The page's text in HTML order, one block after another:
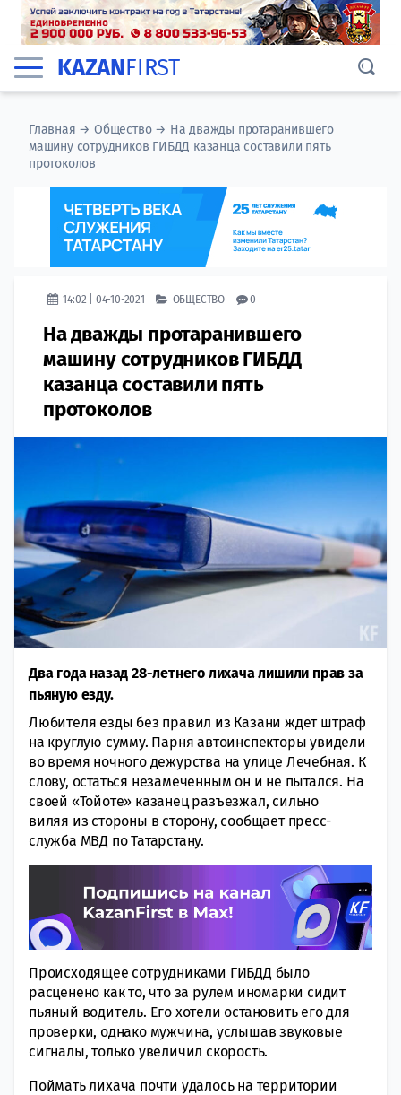
KAZANFIRST
Главная →Общество→ На дважды протаранившего
машину сотрудников ГИБДД казанца составили пять
протоколов
14:02 | 04-10-2021 ОБЩЕСТВО 0
На дважды протаранившего
машину сотрудников ГИБДД
казанца составили пять
протоколов
Два года назад 28-летнего лихача лишили прав за
пьяную езду.
Любителя езды без правил из Казани ждет штраф
на круглую сумму. Парня автоинспекторы увидели
во время ночного дежурства на улице Лечебная. К
слову, остаться незамеченным он и не пытался. На
своей «Тойоте» казанец разъезжал, сильно
виляя из стороны в сторону, сообщает пресс-
служба МВД по Татарстану.
Происходящее сотрудниками ГИБДД было
расценено как то, что за рулем иномарки сидит
пьяный водитель. Его хотели остановить его для
проверки, однако мужчина, услышав звуковые
сигналы, только увеличил скорость.
Поймать лихача почти удалось на территории